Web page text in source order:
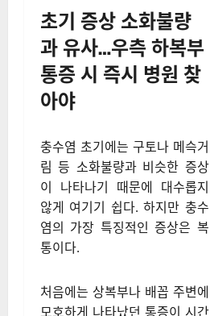
하면 충수 조직이 찢어져 천공
이나 고름 주머니인 농양이 생
길 수 있다. 발병 후 2~3일 이내
에 절반 이상의 환자에게서 천
공이 발생하며, 이로 인해 복막
염, 심하면 패혈증으로 진행되
초기 증상 소화불량
과 유사…우측 하복부
통증 시 즉시 병원 찾
아야
충수염 초기에는 구토나 메슥거